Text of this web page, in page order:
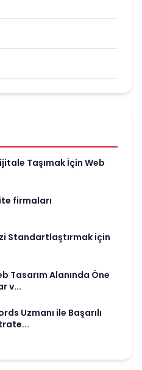
Taşımak İçin Web
firmaları
Standartlaştırmak için
Tasarım Alanında Öne
v...
Uzmanı ile Başarılı